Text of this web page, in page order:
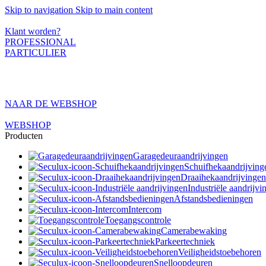
Skip to navigation Skip to main content
Klant worden?
PROFESSIONAL
PARTICULIER
NAAR DE WEBSHOP
WEBSHOP
Producten
Garagedeuraandrijvingen
Draaihekaandrijvingen
Industriële
Afstandsbedieningen
Intercom
Toegangscontrole
Camerabewaking
Parkeertechniek
Veiligheidstoebehoren
Snelloopdeuren